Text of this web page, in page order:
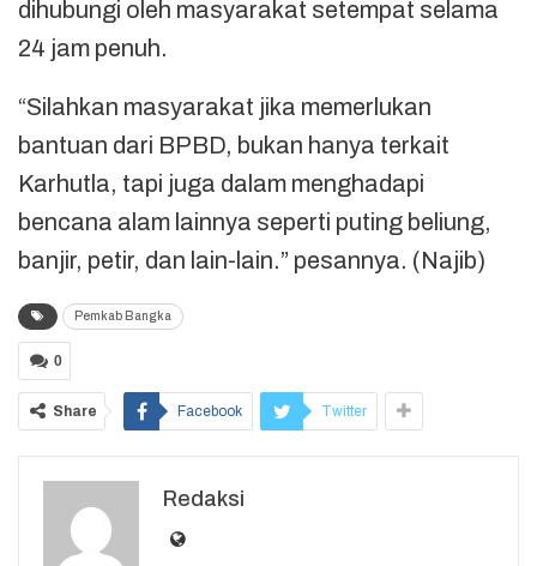
dihubungi oleh masyarakat setempat selama
24 jam penuh.
“Silahkan masyarakat jika memerlukan
bantuan dari BPBD, bukan hanya terkait
Karhutla, tapi juga dalam menghadapi
bencana alam lainnya seperti puting beliung,
banjir, petir, dan lain-lain.” pesannya. (Najib)
Pemkab Bangka
0
Share Facebook Twitter
Redaksi